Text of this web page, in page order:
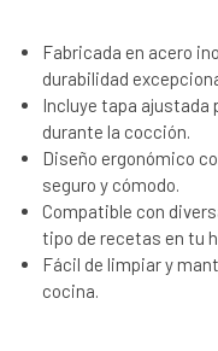
Fabricada en acero
durabilidad
Incluye tapa ajustada
durante la cocción.
Diseño ergonómico
seguro y cómodo.
Compatible con
tipo de recetas en tu
Fácil de limpiar y
cocina.